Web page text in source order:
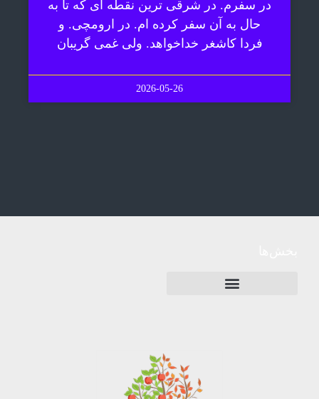
در سفرم. در شرقی ترین نقطه ای که تا به
حال به آن سفر کرده ام. در ارومچی. و
فردا کاشغر خداخواهد. ولی غمی گریبان
2026-05-26